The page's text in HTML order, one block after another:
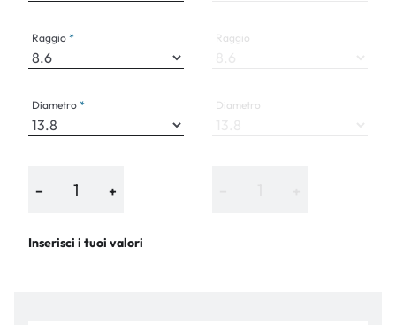
Raggio
Diametro
− +
Inserisci i tuoi valori
Raggio
Diametro